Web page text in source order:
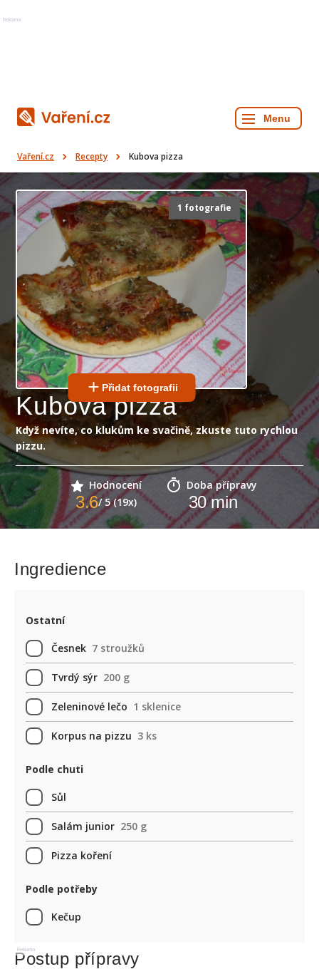
Reklama
Vaření.cz Recepty Kubova pizza
1 fotografie
Přidat fotografii
Kubova pizza
Když nevíte, co klukům ke svačině, zkuste tuto rychlou
pizzu.
Hodnocení
3.6/ 5 (19x)
Doba přípravy
30min
Ingredience
Ostatní
Česnek 7 stroužků
Tvrdý sýr 200 g
Zeleninové lečo 1 sklenice
Korpus na pizzu 3 ks
Podle chuti
Sůl
Salám junior 250 g
Pizza koření
Podle potřeby
Kečup
Reklama
Postup přípravy